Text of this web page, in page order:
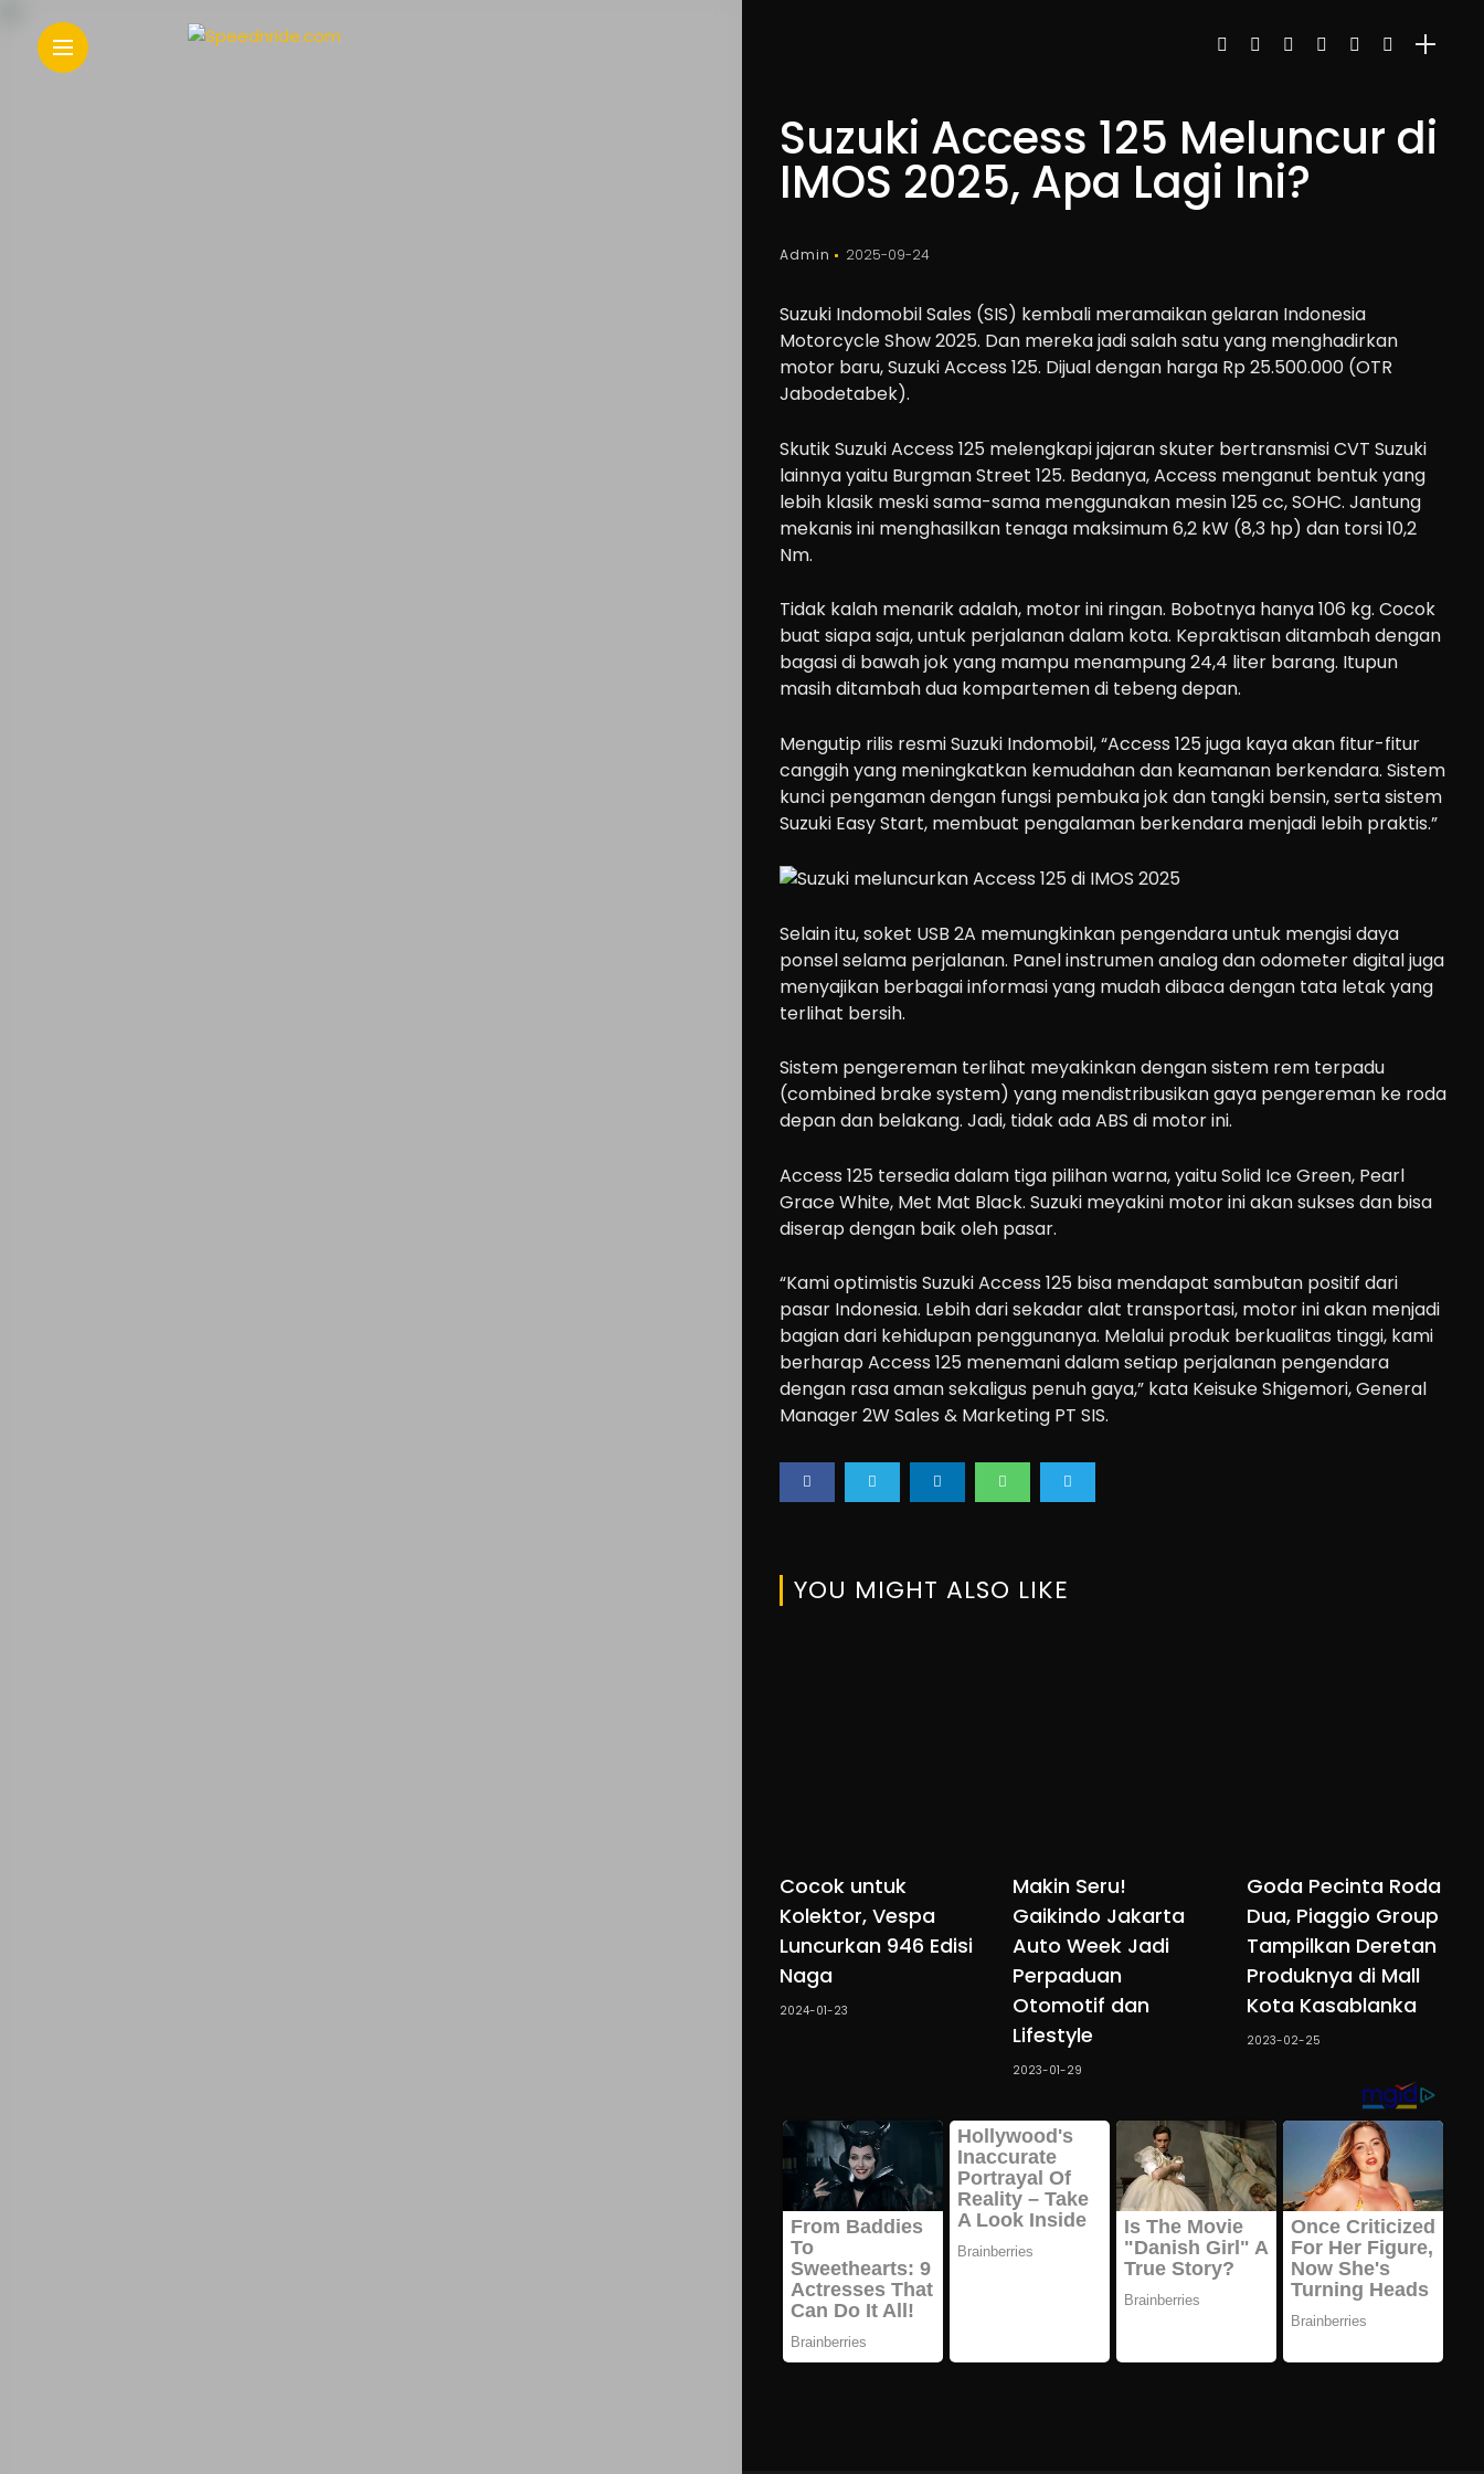
Cars
Motorcycle
Ride
n
Drive
Modification
Tips
Community
Accessories
Lifestyle
About
us
Suzuki Access 125 Meluncur di
IMOS 2025, Apa Lagi Ini?
Admin 2025-09-24
Suzuki Indomobil Sales (SIS) kembali meramaikan gelaran Indonesia
Motorcycle Show 2025. Dan mereka jadi salah satu yang menghadirkan
motor baru, Suzuki Access 125. Dijual dengan harga Rp 25.500.000 (OTR
Jabodetabek).
Skutik Suzuki Access 125 melengkapi jajaran skuter bertransmisi CVT Suzuki
lainnya yaitu Burgman Street 125. Bedanya, Access menganut bentuk yang
lebih klasik meski sama-sama menggunakan mesin 125 cc, SOHC. Jantung
mekanis ini menghasilkan tenaga maksimum 6,2 kW (8,3 hp) dan torsi 10,2
Nm.
Tidak kalah menarik adalah, motor ini ringan. Bobotnya hanya 106 kg. Cocok
buat siapa saja, untuk perjalanan dalam kota. Kepraktisan ditambah dengan
bagasi di bawah jok yang mampu menampung 24,4 liter barang. Itupun
masih ditambah dua kompartemen di tebeng depan.
Mengutip rilis resmi Suzuki Indomobil, “Access 125 juga kaya akan fitur-fitur
canggih yang meningkatkan kemudahan dan keamanan berkendara. Sistem
kunci pengaman dengan fungsi pembuka jok dan tangki bensin, serta sistem
Suzuki Easy Start, membuat pengalaman berkendara menjadi lebih praktis.”
Selain itu, soket USB 2A memungkinkan pengendara untuk mengisi daya
ponsel selama perjalanan. Panel instrumen analog dan odometer digital juga
menyajikan berbagai informasi yang mudah dibaca dengan tata letak yang
terlihat bersih.
Sistem pengereman terlihat meyakinkan dengan sistem rem terpadu
(combined brake system) yang mendistribusikan gaya pengereman ke roda
depan dan belakang. Jadi, tidak ada ABS di motor ini.
Access 125 tersedia dalam tiga pilihan warna, yaitu Solid Ice Green, Pearl
Grace White, Met Mat Black. Suzuki meyakini motor ini akan sukses dan bisa
diserap dengan baik oleh pasar.
“Kami optimistis Suzuki Access 125 bisa mendapat sambutan positif dari
pasar Indonesia. Lebih dari sekadar alat transportasi, motor ini akan menjadi
bagian dari kehidupan penggunanya. Melalui produk berkualitas tinggi, kami
berharap Access 125 menemani dalam setiap perjalanan pengendara
dengan rasa aman sekaligus penuh gaya,” kata Keisuke Shigemori, General
Manager 2W Sales & Marketing PT SIS.
YOU MIGHT ALSO LIKE
Cocok untuk
Kolektor, Vespa
Luncurkan 946 Edisi
Naga
2024-01-23
Makin Seru!
Gaikindo Jakarta
Auto Week Jadi
Perpaduan
Otomotif dan
Lifestyle
2023-01-29
Goda Pecinta Roda
Dua, Piaggio Group
Tampilkan Deretan
Produknya di Mall
Kota Kasablanka
2023-02-25